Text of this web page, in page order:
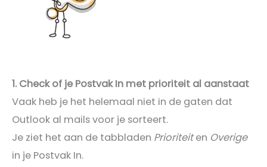
1. Check of je Postvak In met prioriteit al aanstaat
Vaak heb je het helemaal niet in de gaten dat
Outlook al mails voor je sorteert.
Je ziet het aan de tabbladen Prioriteiten Overige
in je Postvak In.